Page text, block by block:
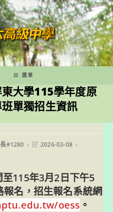
選單
大學115學年度原
單獨招生資訊
#1280
Post2026-03-08
115年3月2日下午5
名，招生報名系統網
oess 。